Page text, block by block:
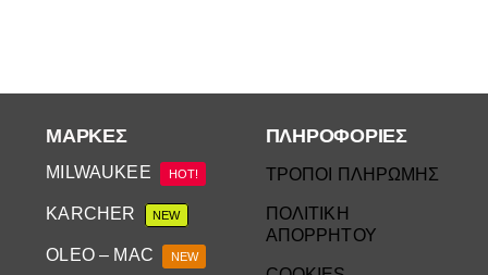
ΜΆΡΚΕΣ
MILWAUKEE HOT!
KARCHER NEW
OLEO – MAC NEW
ΠΛΗΡΟΦΟΡΙΕΣ
ΤΡΟΠΟΙ ΠΛΗΡΩΜΗΣ
ΠΟΛΙΤΙΚΗ
ΑΠΟΡΡΗΤΟΥ